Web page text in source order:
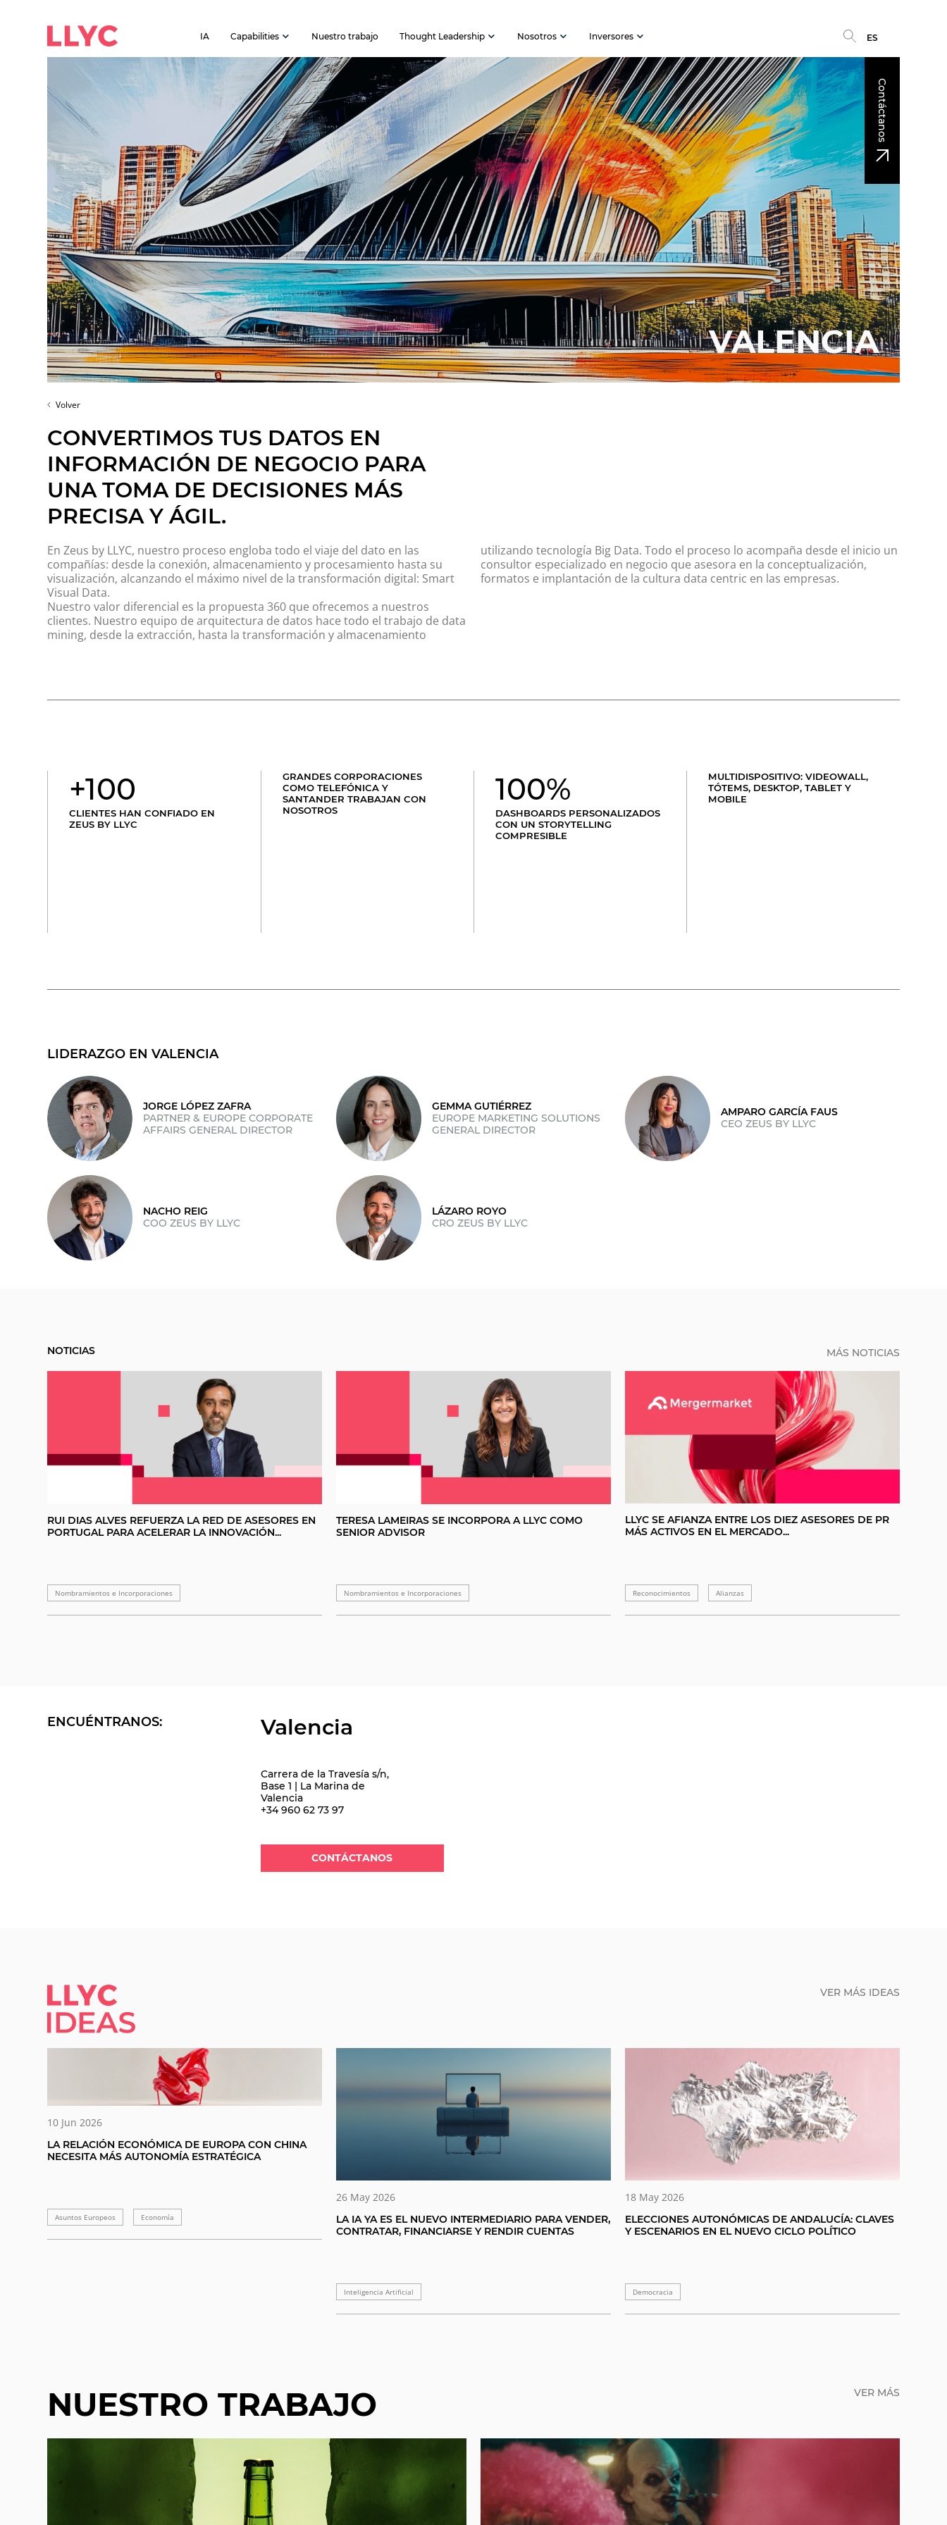
IA Capabilities Nuestro trabajo Thought Leadership Nosotros Inversores ES
Contáctanos
VALENCIA
Volver
CONVERTIMOS TUS DATOS EN
INFORMACIÓN DE NEGOCIO PARA
UNA TOMA DE DECISIONES MÁS
PRECISA Y ÁGIL.
EnZeus by LLYC, nuestro proceso engloba todo el viaje del dato en las
compañías: desde la conexión, almacenamiento y procesamiento hasta su
visualización, alcanzando el máximo nivel de la transformación digital: Smart
Visual Data.
Nuestro valor diferencial es la propuesta 360 que ofrecemos a nuestros
clientes. Nuestro equipo de arquitectura de datos hace todo el trabajo de data
mining, desde la extracción, hasta la transformación y almacenamiento
utilizando tecnología Big Data. Todo el proceso lo acompaña desde el inicio un
consultor especializado en negocio que asesora en la conceptualización,
formatos e implantación de la cultura data centric en las empresas.
+100
CLIENTES HAN CONFIADO EN
ZEUS BY LLYC
GRANDES CORPORACIONES
COMO TELEFÓNICA Y
SANTANDER TRABAJAN CON
NOSOTROS
100%
DASHBOARDS PERSONALIZADOS
CON UN STORYTELLING
COMPRESIBLE
MULTIDISPOSITIVO: VIDEOWALL,
TÓTEMS, DESKTOP, TABLET Y
MOBILE
LIDERAZGO EN VALENCIA
JORGE LÓPEZ ZAFRA
PARTNER & EUROPE CORPORATE
AFFAIRS GENERAL DIRECTOR
GEMMA GUTIÉRREZ
EUROPE MARKETING SOLUTIONS
GENERAL DIRECTOR
AMPARO GARCÍA FAUS
CEO ZEUS BY LLYC
NACHO REIG
COO ZEUS BY LLYC
LÁZARO ROYO
CRO ZEUS BY LLYC
NOTICIAS MÁS NOTICIAS
RUI DIAS ALVES REFUERZA LA RED DE ASESORES EN
PORTUGAL PARA ACELERAR LA INNOVACIÓN...
Nombramientos e Incorporaciones
TERESA LAMEIRAS SE INCORPORA A LLYC COMO
SENIOR ADVISOR
Nombramientos e Incorporaciones
LLYC SE AFIANZA ENTRE LOS DIEZ ASESORES DE PR
MÁS ACTIVOS EN EL MERCADO...
Reconocimientos Alianzas
ENCUÉNTRANOS: Valencia
Carrera de la Travesía s/n,
Base 1 | La Marina de
Valencia
+34 960 62 73 97
CONTÁCTANOS
LLYC IDEAS. VER MÁS IDEAS
10 Jun 2026
LA RELACIÓN ECONÓMICA DE EUROPA CON CHINA
NECESITA MÁS AUTONOMÍA ESTRATÉGICA
Asuntos Europeos Economía
26 May 2026
LA IA YA ES EL NUEVO INTERMEDIARIO PARA VENDER,
CONTRATAR, FINANCIARSE Y RENDIR CUENTAS
Inteligencia Artificial
18 May 2026
ELECCIONES AUTONÓMICAS DE ANDALUCÍA: CLAVES
Y ESCENARIOS EN EL NUEVO CICLO POLÍTICO
Democracia
NUESTRO TRABAJO VER MÁS